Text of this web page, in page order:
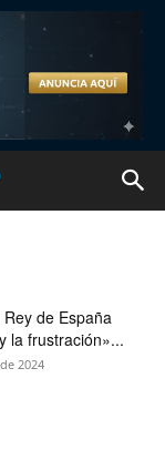
de España
la frustración»...
2024